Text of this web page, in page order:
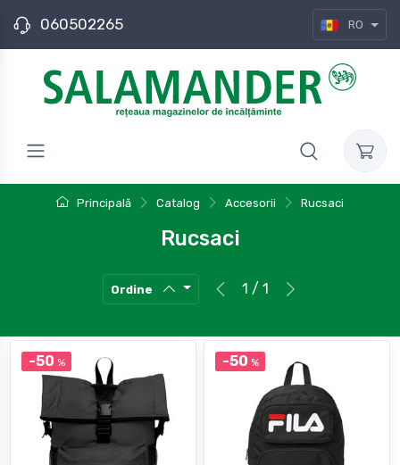
060502265 RO
Principală Catalog Accesorii Rucsaci
Rucsaci
Ordine 1 / 1
-50 % -50 %